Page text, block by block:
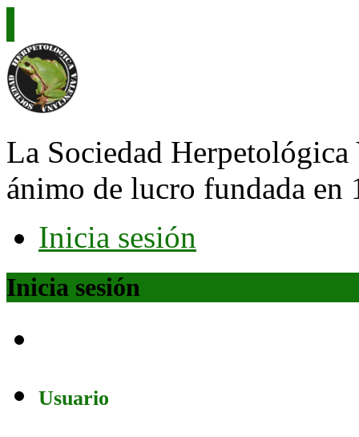
La Sociedad Herpetológica
ánimo de lucro fundada en
Inicia sesión
Inicia sesión
Usuario